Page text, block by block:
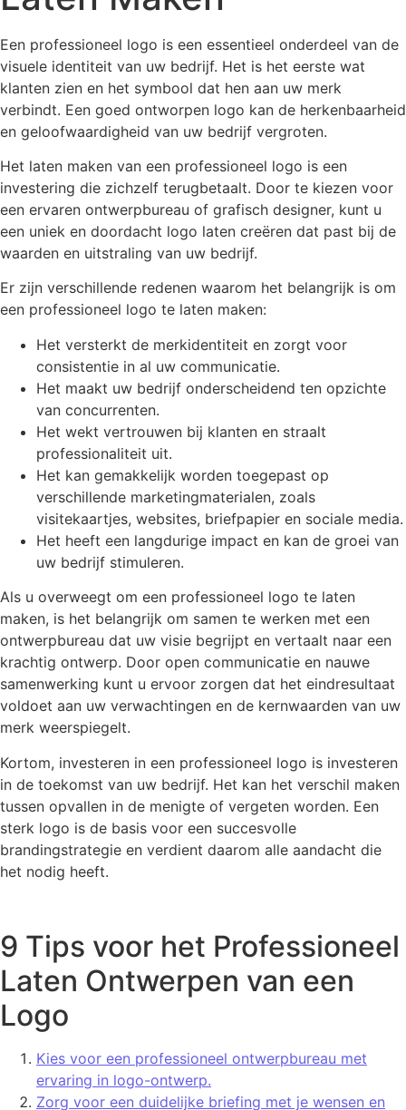
Een professioneel logo is een essentieel onderdeel van de
visuele identiteit van uw bedrijf. Het is het eerste wat
klanten zien en het symbool dat hen aan uw merk
verbindt. Een goed ontworpen logo kan de herkenbaarheid
en geloofwaardigheid van uw bedrijf vergroten.
Het laten maken van een professioneel logo is een
investering die zichzelf terugbetaalt. Door te kiezen voor
een ervaren ontwerpbureau of grafisch designer, kunt u
een uniek en doordacht logo laten creëren dat past bij de
waarden en uitstraling van uw bedrijf.
Er zijn verschillende redenen waarom het belangrijk is om
een professioneel logo te laten maken:
Het versterkt de merkidentiteit en zorgt voor
consistentie in al uw communicatie.
Het maakt uw bedrijf onderscheidend ten opzichte
van concurrenten.
Het wekt vertrouwen bij klanten en straalt
professionaliteit uit.
Het kan gemakkelijk worden toegepast op
verschillende marketingmaterialen, zoals
visitekaartjes, websites, briefpapier en sociale media.
Het heeft een langdurige impact en kan de groei van
uw bedrijf stimuleren.
Als u overweegt om een professioneel logo te laten
maken, is het belangrijk om samen te werken met een
ontwerpbureau dat uw visie begrijpt en vertaalt naar een
krachtig ontwerp. Door open communicatie en nauwe
samenwerking kunt u ervoor zorgen dat het eindresultaat
voldoet aan uw verwachtingen en de kernwaarden van uw
merk weerspiegelt.
Kortom, investeren in een professioneel logo is investeren
in de toekomst van uw bedrijf. Het kan het verschil maken
tussen opvallen in de menigte of vergeten worden. Een
sterk logo is de basis voor een succesvolle
brandingstrategie en verdient daarom alle aandacht die
het nodig heeft.
9 Tips voor het Professioneel
Laten Ontwerpen van een
Logo
Kies voor een professioneel ontwerpbureau met
ervaring in logo-ontwerp.
Zorg voor een duidelijke briefing met je wensen en